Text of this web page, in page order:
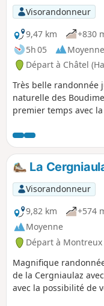
Visorandonneur
9,47 km
+830
5h 05
Moyenne
Départ à Châtel
Très belle randonnée
naturelle des
premier temps avec
saison, puis la montée
alpages des Mattes
cloches et les sifflets
forêts et alpages se
notre plus grand
superbes sur les
villages de Châtel et
d'Abondance, puis en
du Mont de Grange
barres rocheuses. Vous êtes sur une
zone protégée ! voir
dans les informations
La
Visorandonneur
9,82 km
+574
Moyenne
Départ à Montreux
Magnifique
de la Cergniaulaz
avec la possibilité de